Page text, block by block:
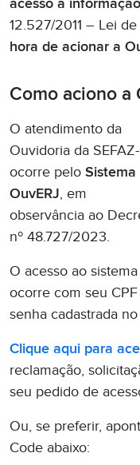
acesso à informação
12.527/2011 – Lei
hora de acionar a
Como aciono a
O atendimento da
Ouvidoria da
ocorre pelo Sistema
OuvERJ, em
observância ao
nº 48.727/2023.
O acesso ao sistema
ocorre com seu
senha cadastrada no
Clique aqui para
reclamação,
seu pedido de
Ou, se preferir,
Code abaixo: